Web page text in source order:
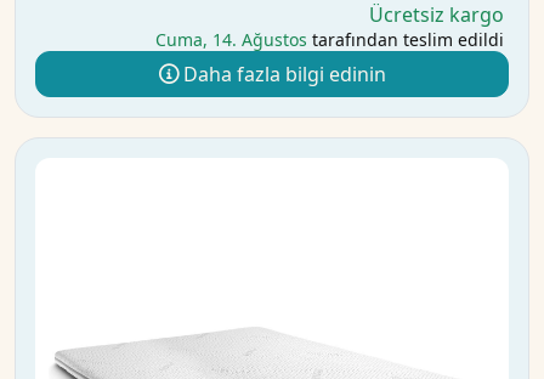
Ücretsiz kargo
Cuma, 14. Ağustos tarafından teslim edildi
Daha fazla bilgi edinin